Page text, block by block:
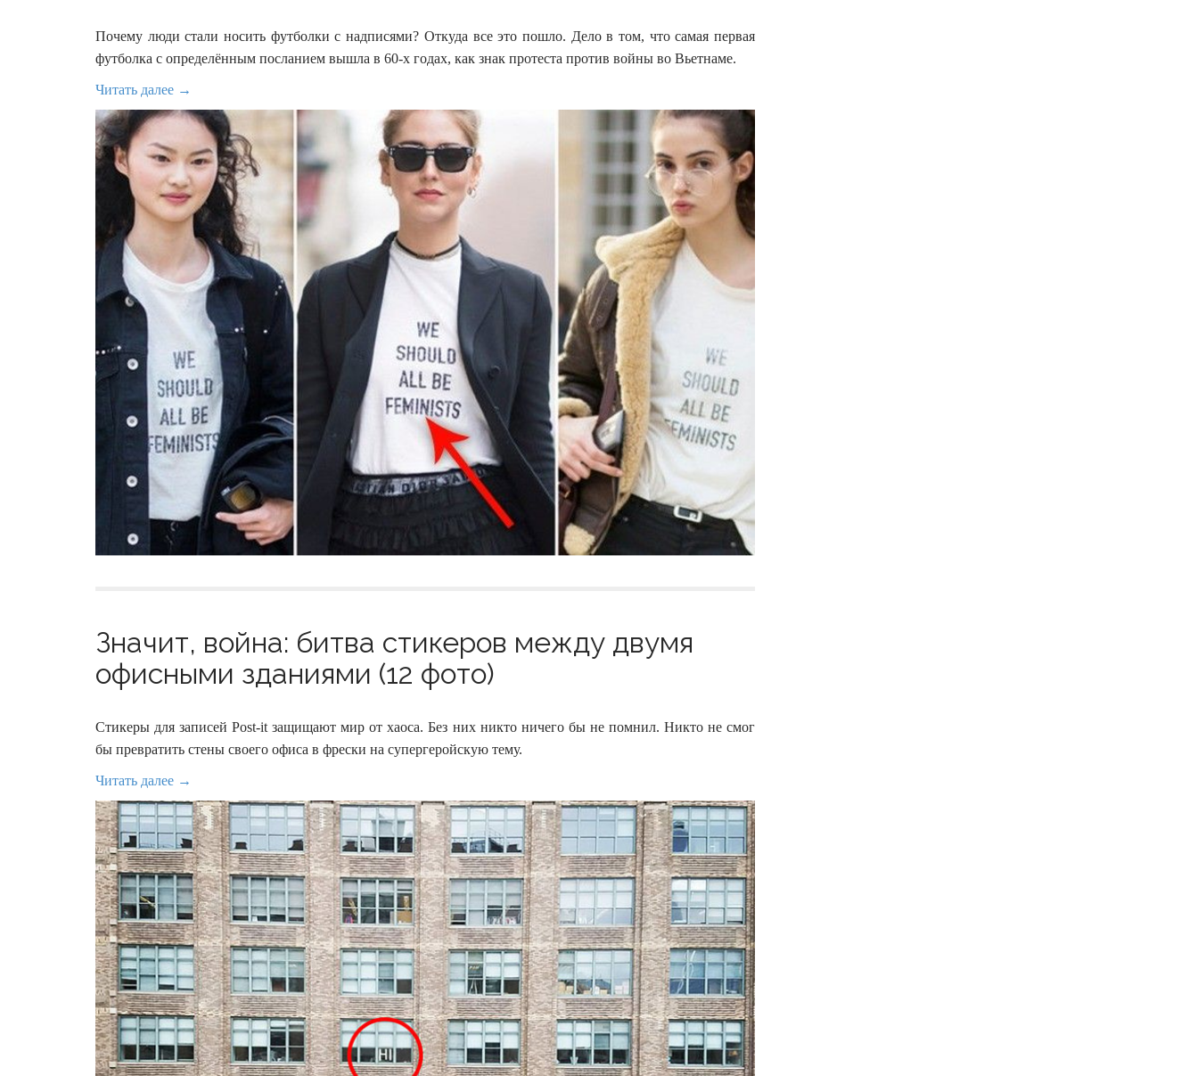
Почему люди стали носить футболки с надписями? Откуда все это пошло. Дело в том, что самая первая
футболка с определённым посланием вышла в 60-х годах, как знак протеста против войны во Вьетнаме.
Читать далее →
Значит, война: битва стикеров между двумя
офисными зданиями (12 фото)
Стикеры для записей Post-it защищают мир от хаоса. Без них никто ничего бы не помнил. Никто не смог
бы превратить стены своего офиса в фрески на супергеройскую тему.
Читать далее →